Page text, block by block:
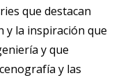
que destacan
y la inspiración que
y que
y las